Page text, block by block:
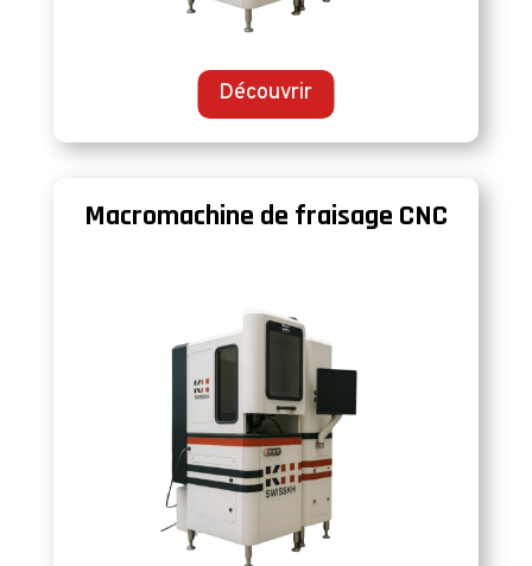
Découvrir
Macromachine de fraisage CNC